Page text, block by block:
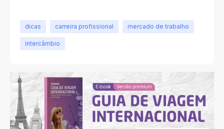
dicas carreira profissional mercado de trabalho
intercâmbio